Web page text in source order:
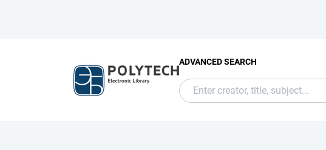
ADVANCED SEARCH